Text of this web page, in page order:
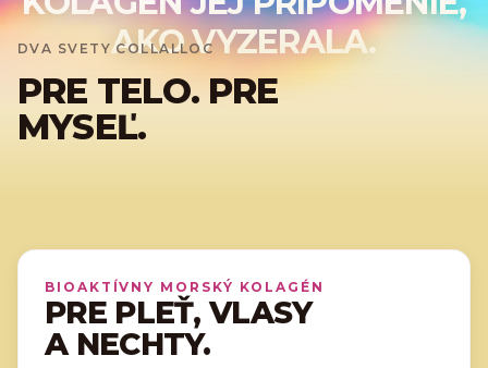
AKO VYZERALA.
DVA SVETY COLLALLOC
PRE TELO. PRE
MYSEĽ.
BIOAKTÍVNY MORSKÝ KOLAGÉN
PRE PLEŤ, VLASY
A NECHTY.